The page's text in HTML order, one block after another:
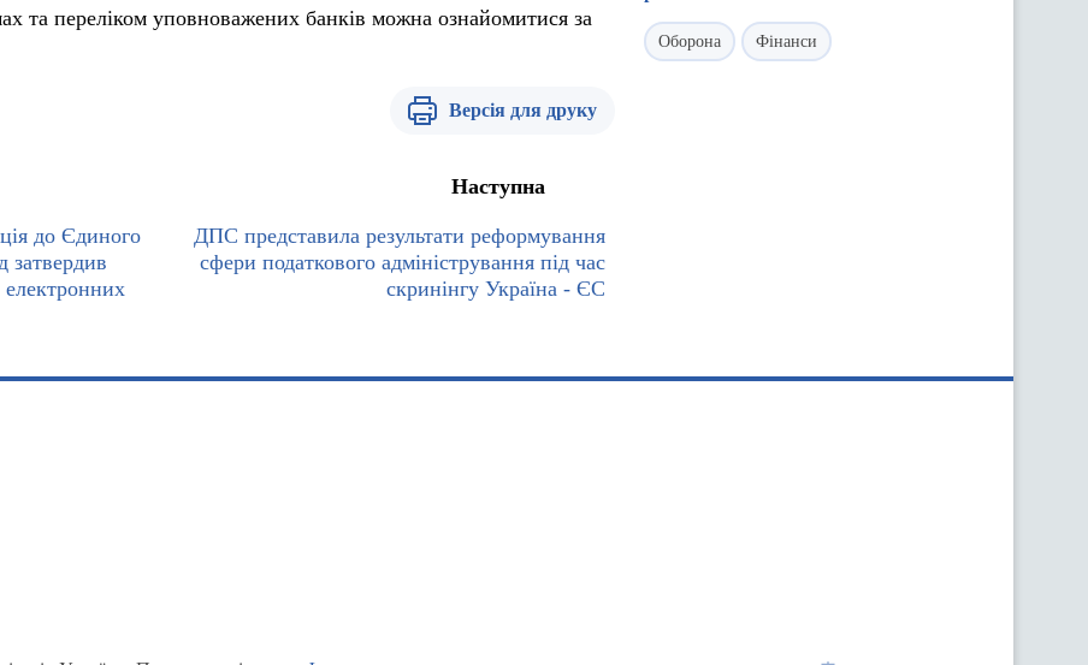
та переліком уповноважених банків можна ознайомитися за
Версія для друку
до Єдиного
електронних
Наступна
ДПС представила результати реформування
сфери податкового адміністрування під час
скринінгу Україна - ЄС
Оборона Фінанси